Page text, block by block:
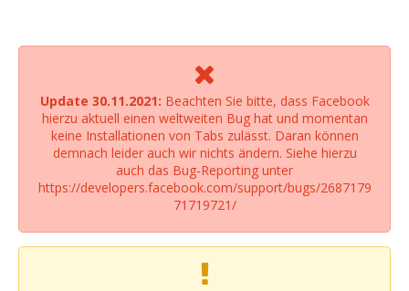
Update 30.11.2021: Beachten Sie bitte, dass Facebook
hierzu aktuell einen weltweiten Bug hat und momentan
keine Installationen von Tabs zulässt. Daran können
demnach leider auch wir nichts ändern. Siehe hierzu
auch das Bug-Reporting unter
https://developers.facebook.com/support/bugs/2687179
71719721/